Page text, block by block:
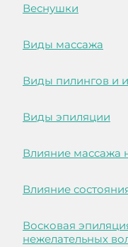
Веснушки
Виды массажа
Виды пилингов и
Виды эпиляции
Влияние массажа
Влияние
Восковая
нежелательных